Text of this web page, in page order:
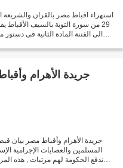
استهزاء اقباط مصر بالقران والشريعة
29 من سورة التوبة بالسيف
الى الفتنة المادة الثانية فى
جريدة الأهرام
جريدة الأهرام وأقباط مصر بيان
المسلمين والعصابات الإجرامية
تدفع الحكومة لهم مرتبات , هذه